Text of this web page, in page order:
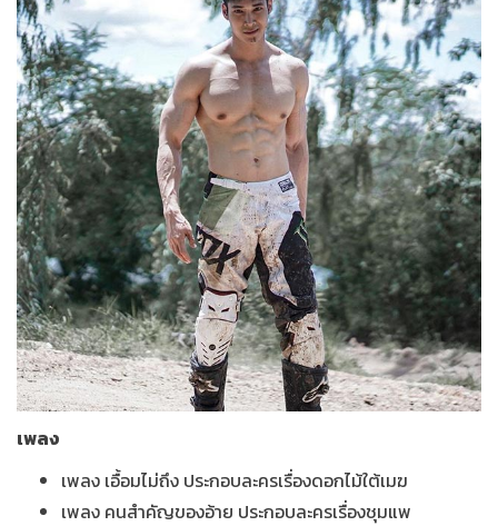
เพลง
เพลง เอื้อมไม่ถึง ประกอบละครเรื่องดอกไม้ใต้เมฆ
เพลง คนสำคัญของอ้าย ประกอบละครเรื่องชุมแพ